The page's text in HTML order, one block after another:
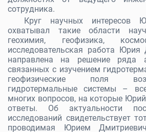
сотрудника.
Круг научных интересов
охватывал такие области
геохимия, геофизика,
исследовательская работа
направлена на решение ряда
связанных с изучением
геофизические поля
гидротермальные системы –
многих вопросов, на которые
ответы. Об актуальности
исследований свидетельствует
проводимая Юрием